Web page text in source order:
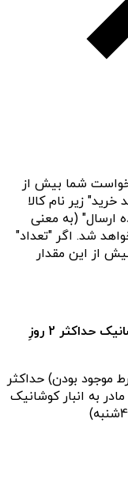
شما بیش از
زیر نام کالا
ارسال" (به معنی
شد. اگر "تعداد"
از این مقدار
اگر برای کالا نوشته شده است "ارسال کوشانیک حداکثر 2 روزِ
موجود بودن) حداکثر
به انبار کوشانیک